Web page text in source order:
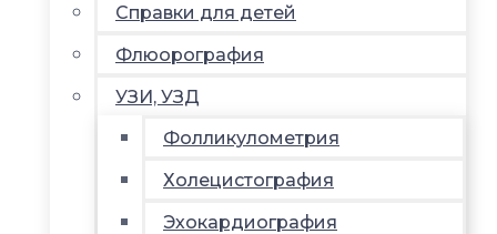
Справки для детей
Флюорография
УЗИ, УЗД
Фолликулометрия
Холецистография
Эхокардиография